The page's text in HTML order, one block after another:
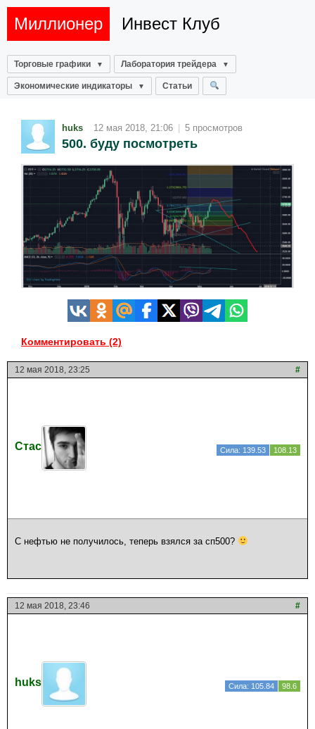
Миллионер Инвест Клуб
Торговые графики Лаборатория трейдера
Экономические индикаторы Статьи
huks 12 мая 2018, 21:06 | 5 просмотров
500. буду посмотреть
Комментировать (2)
12 мая 2018, 23:25 #
Стас Сила: 139.53 108.13
С нефтью не получилось, теперь взялся за сп500?
12 мая 2018, 23:46 #
huks Сила: 105.84 98.6